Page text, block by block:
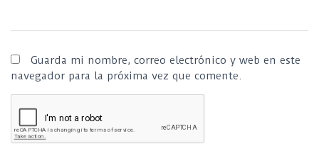
Guarda mi nombre, correo electrónico y web en este
navegador para la próxima vez que comente.